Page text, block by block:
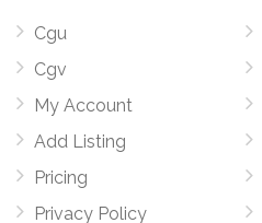
Cgu
Cgv
My Account
Add Listing
Pricing
Privacy Policy